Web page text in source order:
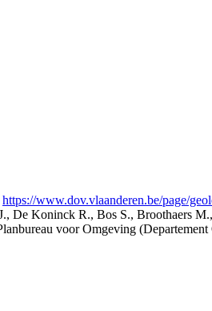
https://www.dov.vlaanderen.be/page/
De Koninck R., Bos S., Broothaers
voor Omgeving